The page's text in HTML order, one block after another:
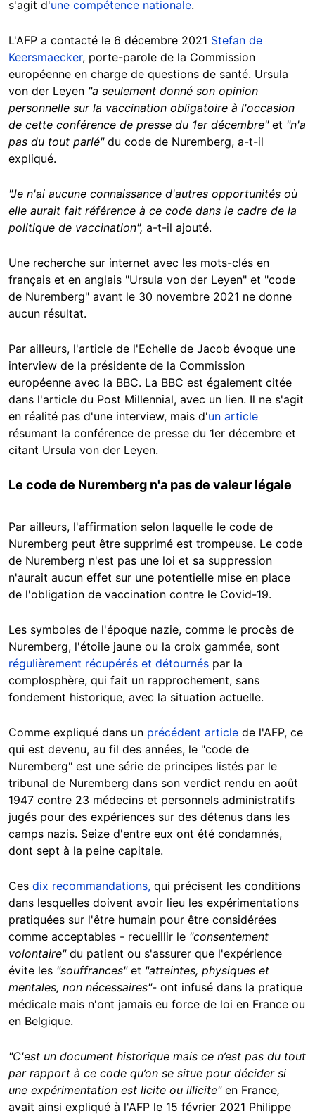
s'agit d'une compétence nationale.
L'AFP a contacté le 6 décembre 2021 Stefan de
Keersmaecker, porte-parole de la Commission
européenne en charge de questions de santé. Ursula
von der Leyen "a seulement donné son opinion
personnelle sur la vaccination obligatoire à l'occasion
de cette conférence de presse du 1er décembre"et "n'a
pas du tout parlé" du code de Nuremberg, a-t-il
expliqué.
"Je n'ai aucune connaissance d'autres opportunités où
elle aurait fait référence à ce code dans le cadre de la
politique de vaccination", a-t-il ajouté.
Une recherche sur internet avec les mots-clés en
français et en anglais "Ursula von der Leyen" et "code
de Nuremberg" avant le 30 novembre 2021 ne donne
aucun résultat.
Par ailleurs, l'article de l'Echelle de Jacob évoque une
interview de la présidente de la Commission
européenne avec la BBC. La BBC est également citée
dans l'article du Post Millennial, avec un lien. Il ne s'agit
en réalité pas d'une interview, mais d'un article
résumant la conférence de presse du 1er décembre et
citant Ursula von der Leyen.
Le code de Nuremberg n'a pas de valeur légale
Par ailleurs, l'affirmation selon laquelle le code de
Nuremberg peut être supprimé est trompeuse. Le code
de Nuremberg n'est pas une loi et sa suppression
n'aurait aucun effet sur une potentielle mise en place
de l'obligation de vaccination contre le Covid-19.
Les symboles de l'époque nazie, comme le procès de
Nuremberg, l'étoile jaune ou la croix gammée, sont
régulièrement récupérés et détournés par la
complosphère, qui fait un rapprochement, sans
fondement historique, avec la situation actuelle.
Comme expliqué dans un précédent article de l'AFP, ce
qui est devenu, au fil des années, le "code de
Nuremberg" est une série de principes listés par le
tribunal de Nuremberg dans son verdict rendu en août
1947 contre 23 médecins et personnels administratifs
jugés pour des expériences sur des détenus dans les
camps nazis. Seize d'entre eux ont été condamnés,
dont sept à la peine capitale.
Ces dix recommandations, qui précisent les conditions
dans lesquelles doivent avoir lieu les expérimentations
pratiquées sur l'être humain pour être considérées
comme acceptables - recueillir le "consentement
volontaire"du patient ou s'assurer que l'expérience
évite les "souffrances"et "atteintes, physiques et
mentales, non nécessaires"- ont infusé dans la pratique
médicale mais n'ont jamais eu force de loi en France ou
en Belgique.
"C'est un document historique mais ce n’est pas du tout
par rapport à ce code qu’on se situe pour décider si
une expérimentation est licite ou illicite" en France,
avait ainsi expliqué à l'AFP le 15 février 2021 Philippe